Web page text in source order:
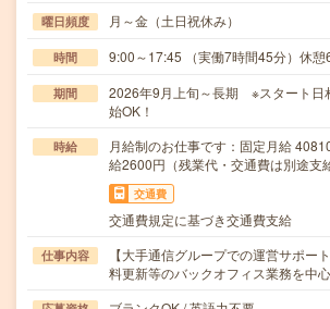
曜日頻度 月～金（土日祝休み）
時間 9:00～17:45 （実働7時間45分）休
期間
2026年9月上旬～長期 ※スタート
始OK！
時給
月給制のお仕事です：固定月給
給2600円（残業代・交通費は別途支
交通費
交通費規定に基づき交通費支給
仕事内容
【大手通信グループでの運営サポー
料更新等のバックオフィス業務を中